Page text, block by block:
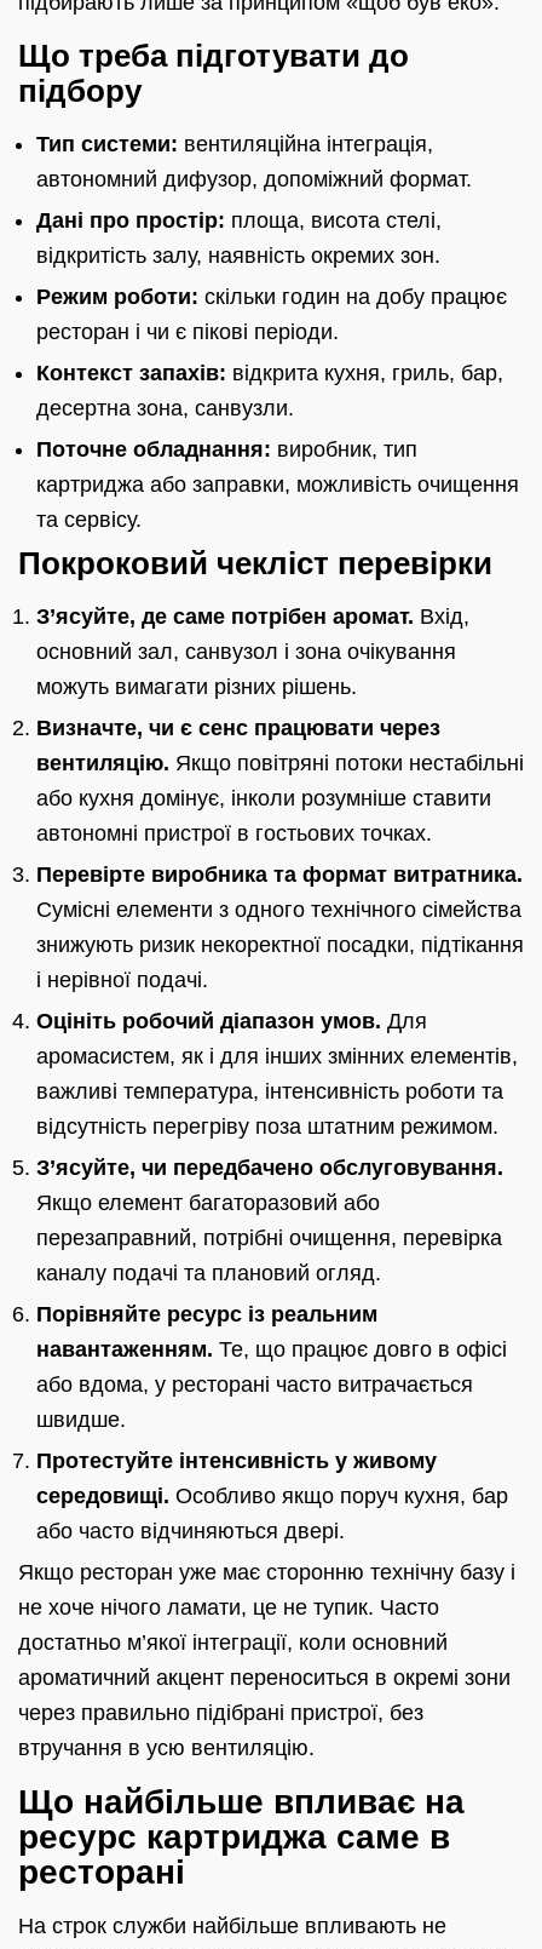
Що треба підготувати до
підбору
Тип системи: вентиляційна інтеграція,
автономний дифузор, допоміжний формат.
Дані про простір: площа, висота стелі,
відкритість залу, наявність окремих зон.
Режим роботи: скільки годин на добу працює
ресторан і чи є пікові періоди.
Контекст запахів: відкрита кухня, гриль, бар,
десертна зона, санвузли.
Поточне обладнання: виробник, тип
картриджа або заправки, можливість очищення
та сервісу.
Покроковий чекліст перевірки
З’ясуйте, де саме потрібен аромат. Вхід,
основний зал, санвузол і зона очікування
можуть вимагати різних рішень.
Визначте, чи є сенс працювати через
вентиляцію. Якщо повітряні потоки нестабільні
або кухня домінує, інколи розумніше ставити
автономні пристрої в гостьових точках.
Перевірте виробника та формат витратника.
Сумісні елементи з одного технічного сімейства
знижують ризик некоректної посадки, підтікання
і нерівної подачі.
Оцініть робочий діапазон умов. Для
аромасистем, як і для інших змінних елементів,
важливі температура, інтенсивність роботи та
відсутність перегріву поза штатним режимом.
З’ясуйте, чи передбачено обслуговування.
Якщо елемент багаторазовий або
перезаправний, потрібні очищення, перевірка
каналу подачі та плановий огляд.
Порівняйте ресурс із реальним
навантаженням. Те, що працює довго в офісі
або вдома, у ресторані часто витрачається
швидше.
Протестуйте інтенсивність у живому
середовищі. Особливо якщо поруч кухня, бар
або часто відчиняються двері.
Якщо ресторан уже має сторонню технічну базу і
не хоче нічого ламати, це не тупик. Часто
достатньо м’якої інтеграції, коли основний
ароматичний акцент переноситься в окремі зони
через правильно підібрані пристрої, без
втручання в усю вентиляцію.
Що найбільше впливає на
ресурс картриджа саме в
ресторані
На строк служби найбільше впливають не